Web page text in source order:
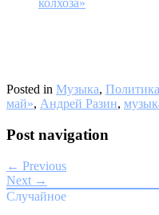
колхоза»
Posted in Музыка, Политика
май», Андрей Разин,
Post navigation
← Previous
Next →
Случайное